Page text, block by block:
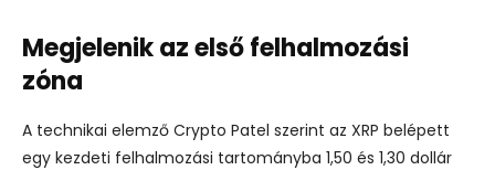
Megjelenik az első felhalmozási
zóna
A technikai elemző Crypto Patel szerint az XRP belépett
egy kezdeti felhalmozási tartományba 1,50 és 1,30 dollár